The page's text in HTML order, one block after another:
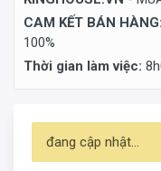
CAM KẾT BÁN HÀNG:
100%
Thời gian làm việc:
đang cập nhật...